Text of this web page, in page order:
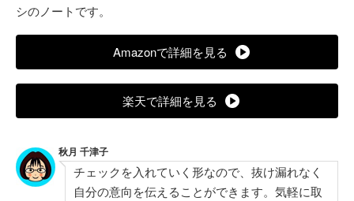
シのノートです。
Amazonで詳細を見る
楽天で詳細を見る
秋月 千津子
チェックを入れていく形なので、抜け漏れなく
自分の意向を伝えることができます。気軽に取